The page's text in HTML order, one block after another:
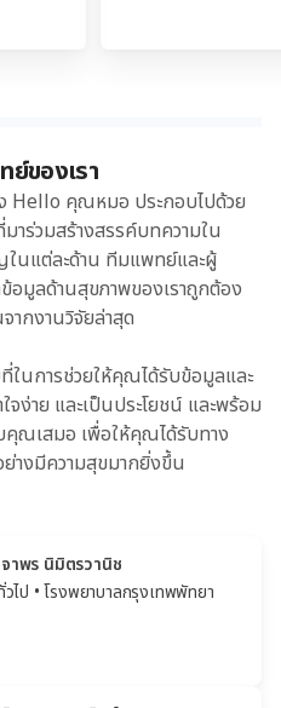
ของเรา
Hello คุณหมอ ประกอบไปด้วย
าร่วมสร้างสรรค์บทความใน
ญในแต่ละด้าน ทีมแพทย์และผู้
อมูลด้านสุขภาพของเราถูกต้อง
ากงานวิจัยล่าสุด
ในการช่วยให้คุณได้รับข้อมูลและ
จง่าย และเป็นประโยชน์ และพร้อม
คุณเสมอ เพื่อให้คุณได้รับทาง
ย่างมีความสุขมากยิ่งขึ้น
พร นิมิตรวานิช
ไป • โรงพยาบาลกรุงเทพพัทยา